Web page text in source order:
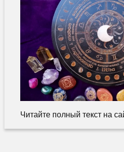
Читайте полный текст на